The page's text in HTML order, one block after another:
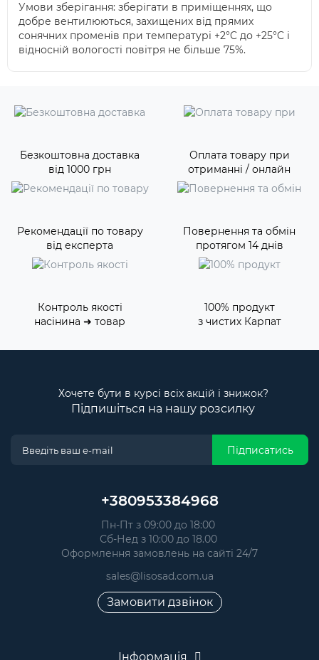
Умови зберігання: зберігати в приміщеннях, що
добре вентилюються, захищених від прямих
сонячних променів при температурі +2°C до +25°C і
відносній вологості повітря не більше 75%.
Безкоштовна доставка
від 1000 грн
Оплата товару при
отриманні / онлайн
Рекомендації по товару
від експерта
Повернення та обмін
протягом 14 днів
Контроль якості
насінина ➜ товар
100% продукт
з чистих Карпат
Хочете бути в курсі всіх акцій і знижок?
Підпишіться на нашу розсилку
Підписатись
+380953384968
Пн-Пт з 09:00 до 18:00
Сб-Нед з 10:00 до 18.00
Оформлення замовлень на сайті 24/7
sales@lisosad.com.ua
Замовити дзвінок
Інформація